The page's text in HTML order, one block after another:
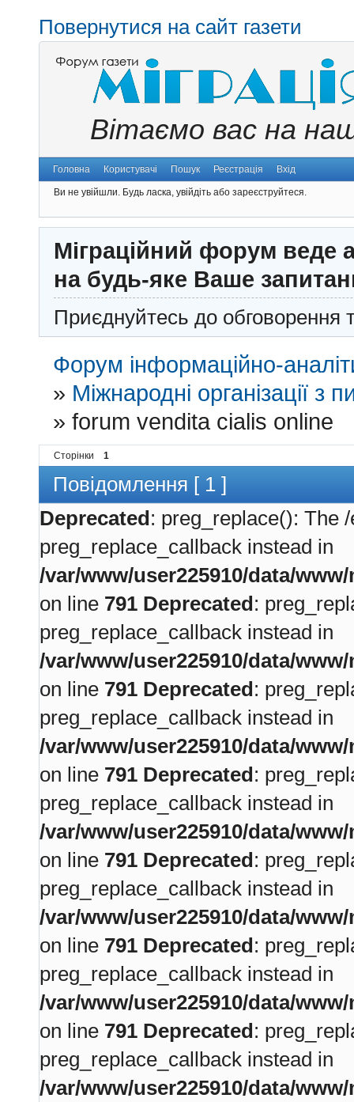
Повернутися на сайт газети
Вітаємо вас на
Головна Користувачі Пошук Реєстрація Вхід
Ви не увійшли. Будь ласка, увійдіть або зареєструйтеся.
Міграційний форум веде
на будь-яке Ваше
Приєднуйтесь до обговорення
Форум інформаційно-
» Міжнародні організації з
»forum vendita cialis online
Сторінки 1
Повідомлення [ 1 ]
Deprecated: preg_replace(): The
preg_replace_callback instead in
/var/www/user225910/data/
on line 791 Deprecated:
preg_replace_callback instead in
/var/www/user225910/data/
on line 791 Deprecated:
preg_replace_callback instead in
/var/www/user225910/data/
on line 791 Deprecated:
preg_replace_callback instead in
/var/www/user225910/data/
on line 791 Deprecated:
preg_replace_callback instead in
/var/www/user225910/data/
on line 791 Deprecated:
preg_replace_callback instead in
/var/www/user225910/data/
on line 791 Deprecated:
preg_replace_callback instead in
/var/www/user225910/data/